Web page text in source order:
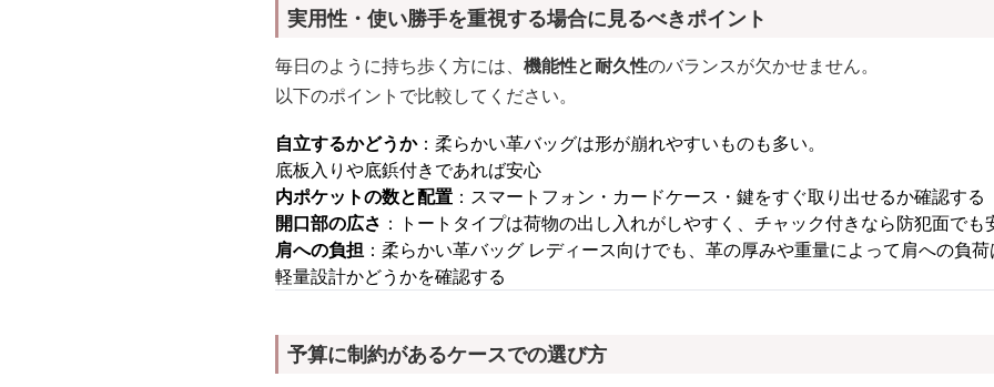
実用性・使い勝手を重視する場合に見るべきポイント
毎日のように持ち歩く方には、 機能性と耐久性のバランスが欠かせません。
以下のポイントで比較してください。
自立するかどうか：柔らかい革バッグは形が崩れやすいものも多い。
底板入りや底鋲付きであれば安心
内ポケットの数と配置 ：スマートフォン・カードケース・鍵をすぐ取り出せるか確認する
開口部の広さ ：トートタイプは荷物の出し入れがしやすく、チャック付きなら防犯面でも
肩への負担 ：柔らかい革バッグ レディース向けでも、革の厚みや重量によって肩への負荷
軽量設計かどうかを確認する
予算に制約があるケースでの選び方